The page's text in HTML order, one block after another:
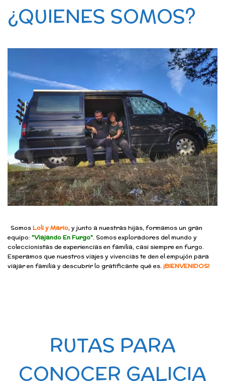
¿QUIENES SOMOS?
SomosLoli y Mario, y junto a nuestras hijas, formamos un gran
equipo:"Viajando En Furgo". Somos exploradores del mundo y
coleccionistas de experiencias en familia, casi siempre en furgo.
Esperamos que nuestros viajes y vivencias te den el empujón para
viajar en familia y descubrir lo gratificante qué es.¡BIENVENIDOS!
RUTAS PARA
CONOCER GALICIA